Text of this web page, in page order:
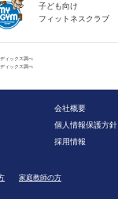
子ども向け
フィットネスクラブ
ィックス調べ
ィックス調べ
会社概要
個人情報保護方針
採用情報
家庭教師の方